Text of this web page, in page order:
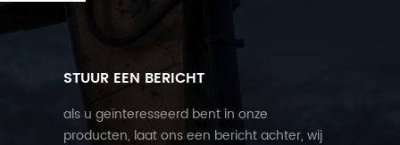
STUUR EEN BERICHT
als u geïnteresseerd bent in onze
producten, laat ons een bericht achter, wij